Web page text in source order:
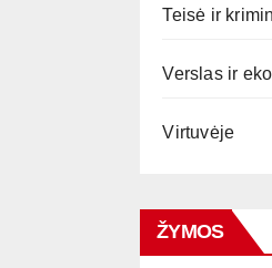
Teisė ir
Verslas ir
Virtuvėje
ŽYMOS